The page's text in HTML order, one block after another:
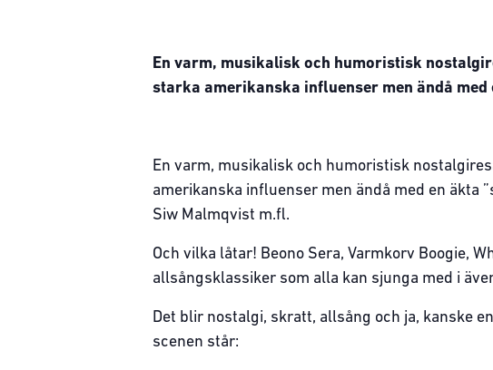
En varm, musikalisk och humoristisk
starka amerikanska influenser men ändå med
En varm, musikalisk och humoristisk
amerikanska influenser men ändå med en äkta
Siw Malmqvist m.fl.
Och vilka låtar! Beono Sera, Varmkorv Boogie,
allsångsklassiker som alla kan sjunga med i
Det blir nostalgi, skratt, allsång och ja, kanske
scenen står: